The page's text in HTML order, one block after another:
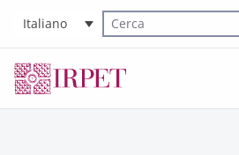
Italiano
Cerca nel sito